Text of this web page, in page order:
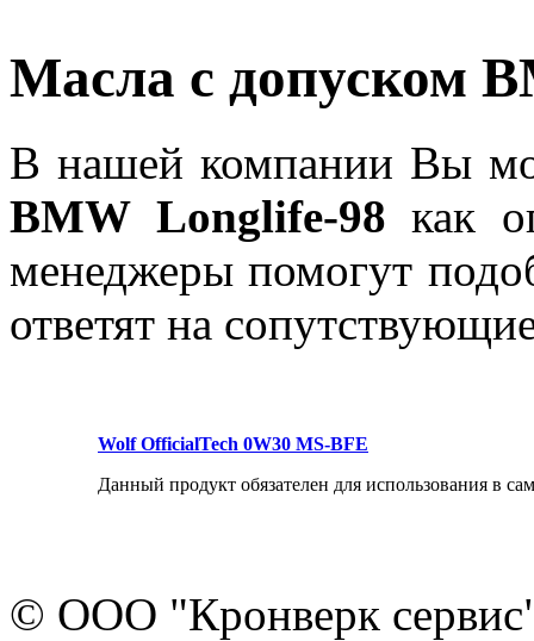
Масла с допуском
В нашей компании Вы
BMW Longlife-98 как
менеджеры помогут
ответят на
Wolf OfficialTech 0W30 MS-BFE
Данный продукт обязателен для использования в
© ООО "Кронверк